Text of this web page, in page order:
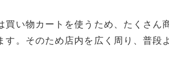
買い物カートを使うため、たくさん
す。そのため店内を広く周り、普段